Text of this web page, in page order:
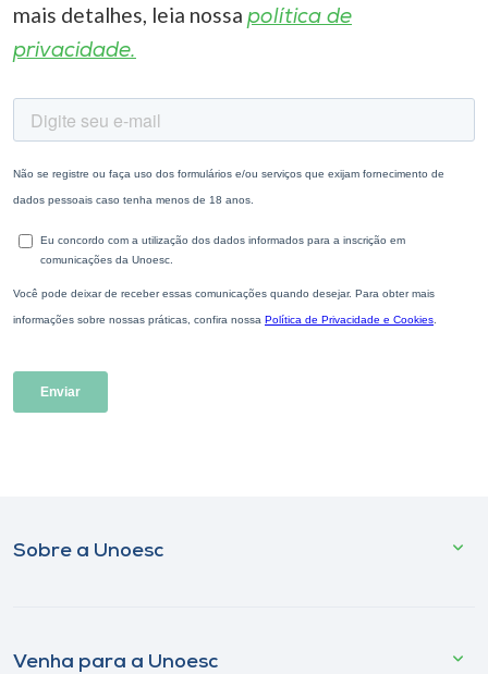
mais detalhes, leia nossa política de
privacidade.
Sobre a Unoesc
Venha para a Unoesc